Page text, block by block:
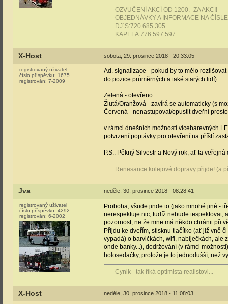
OZVUČENÍ AKCÍ OD 1200,- ZA AKCI!
OBJEDNÁVKY A INFORMACE NA
DJ´S:720 685 305
KAPELA:776 597 597
X-Host sobota, 29. prosince 2018 - 20:33:05
registrovaný uživatel
číslo příspěvku: 1675
registrován: 7-2009
Ad. signalizace - pokud by to mělo
do pozice průměrných a také starých lidí)...
Zelená - otevřeno
Žlutá/Oranžová - zavírá se automaticky (s
Červená - nenastupovat/opustit dveřní
v rámci dnešních možností vícebarevných
potvrzení poptávky pro otevření na příští
P.S.: Pěkný Silvestr a Nový rok, ať ta
Renesance kolejové dopravy přijde! (a
Jva neděle, 30. prosince 2018 - 08:28:41
registrovaný uživatel
číslo příspěvku: 4292
registrován: 6-2002
Proboha, všude jinde to (jako mnohé jiné -
nerespektuje nic, tudíž nebude tespektovat,
pozornost, ne že mne má někdo chránit při
Přijdu ke dveřím, stisknu tlačítko (ať již vně
vypadá) o barvičkách, wifi, nabíječkách, ale
onde banky...), dodržování (v rámci
holosedačky, protože je to jednodušší, než
Cynik - tak říká optimista realistovi...
X-Host neděle, 30. prosince 2018 - 11:08:03